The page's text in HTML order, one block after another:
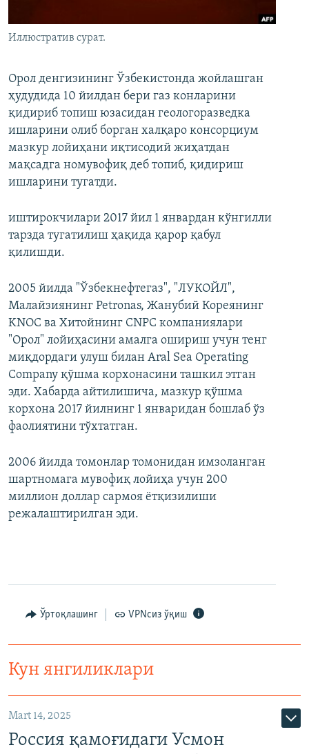
Иллюстратив сурат.
Орол денгизининг Ўзбекистонда жойлашган
ҳудудида 10 йилдан бери газ конларини
қидириб топиш юзасидан геологоразведка
ишларини олиб борган халқаро консорциум
мазкур лойиҳани иқтисодий жиҳатдан
мақсадга номувофиқ деб топиб, қидириш
ишларини тугатди.
иштирокчилари 2017 йил 1 январдан кўнгилли
тарзда тугатилиш ҳақида қарор қабул
қилишди.
2005 йилда "Ўзбекнефтегаз", "ЛУКОЙЛ",
Малайзиянинг Petronas, Жанубий Кореянинг
KNOC ва Хитойнинг CNPC компаниялари
"Орол" лойиҳасини амалга ошириш учун тенг
миқдордаги улуш билан Aral Sea Operating
Company қўшма корхонасини ташкил этган
эди. Хабарда айтилишича, мазкур қўшма
корхона 2017 йилнинг 1 январидан бошлаб ўз
фаолиятини тўхтатган.
2006 йилда томонлар томонидан имзоланган
шартномага мувофиқ лойиҳа учун 200
миллион доллар сармоя ётқизилиши
режалаштирилган эди.
Ўртоқлашинг VPNсиз ўқиш
Кун янгиликлари
Mart 14, 2025
Россия қамоғидаги Усмон